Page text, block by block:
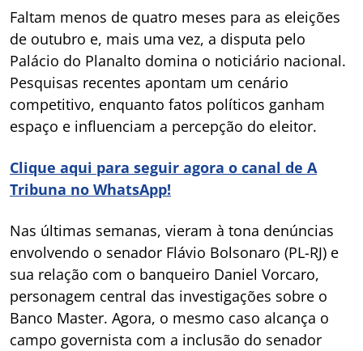
Faltam menos de quatro meses para as eleições
de outubro e, mais uma vez, a disputa pelo
Palácio do Planalto domina o noticiário nacional.
Pesquisas recentes apontam um cenário
competitivo, enquanto fatos políticos ganham
espaço e influenciam a percepção do eleitor.
Clique aqui para seguir agora o canal de A
Tribuna no WhatsApp!
Nas últimas semanas, vieram à tona denúncias
envolvendo o senador Flávio Bolsonaro (PL-RJ) e
sua relação com o banqueiro Daniel Vorcaro,
personagem central das investigações sobre o
Banco Master. Agora, o mesmo caso alcança o
campo governista com a inclusão do senador